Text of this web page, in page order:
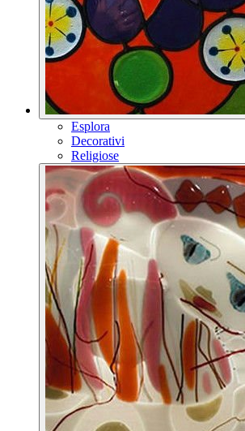
Esplora
Decorativi
Religiose